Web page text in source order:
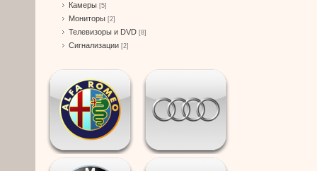
Камеры [5]
Мониторы [2]
Телевизоры и DVD [8]
Сигнализации [2]